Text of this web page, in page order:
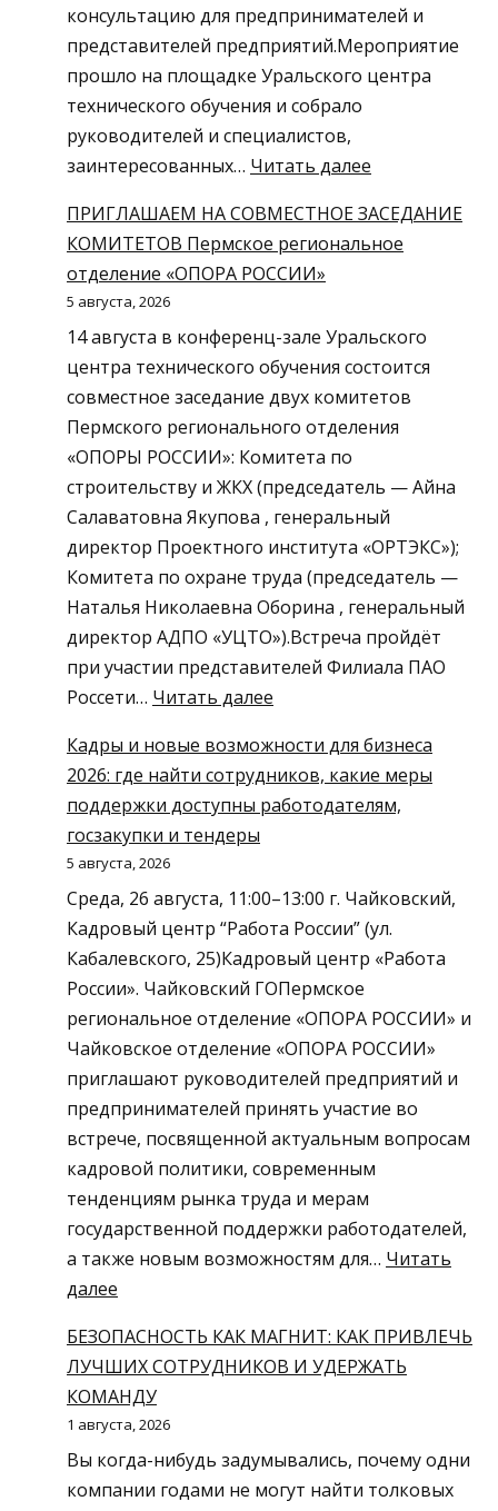
консультацию для предпринимателей и
представителей предприятий.Мероприятие
прошло на площадке Уральского центра
технического обучения и собрало
руководителей и специалистов,
заинтересованных… Читать далее
Пермском
региональном
РОССИИ»
состоялась
консультация
по
СИЗ
ПРИГЛАШАЕМ НА СОВМЕСТНОЕ ЗАСЕДАНИЕ
КОМИТЕТОВ Пермское региональное
отделение «ОПОРА РОССИИ»
5 августа, 2026
14 августа в конференц-зале Уральского
центра технического обучения состоится
совместное заседание двух комитетов
Пермского регионального отделения
«ОПОРЫ РОССИИ»: Комитета по
строительству и ЖКХ (председатель — Айна
Салаватовна Якупова , генеральный
директор Проектного института «ОРТЭКС»);
Комитета по охране труда (председатель —
Наталья Николаевна Оборина , генеральный
директор АДПО «УЦТО»).Встреча пройдёт
при участии представителей Филиала ПАО
Россети… Читать далее
НА
СОВМЕСТНОЕ
ЗАСЕДАНИЕ
региональное
отделение
«ОПОРА
РОССИИ»
Кадры и новые возможности для бизнеса
2026: где найти сотрудников, какие меры
поддержки доступны работодателям,
госзакупки и тендеры
5 августа, 2026
Среда, 26 августа, 11:00–13:00 г. Чайковский,
Кадровый центр “Работа России” (ул.
Кабалевского, 25)Кадровый центр «Работа
России». Чайковский ГОПермское
региональное отделение «ОПОРА РОССИИ» и
Чайковское отделение «ОПОРА РОССИИ»
приглашают руководителей предприятий и
предпринимателей принять участие во
встрече, посвященной актуальным вопросам
кадровой политики, современным
тенденциям рынка труда и мерам
государственной поддержки работодателей,
а также новым возможностям для… Читать
далее
и
новые
возможности
для
бизнеса
2026:
БЕЗОПАСНОСТЬ КАК МАГНИТ: КАК ПРИВЛЕЧЬ
ЛУЧШИХ СОТРУДНИКОВ И УДЕРЖАТЬ
КОМАНДУ
1 августа, 2026
Вы когда-нибудь задумывались, почему одни
компании годами не могут найти толковых